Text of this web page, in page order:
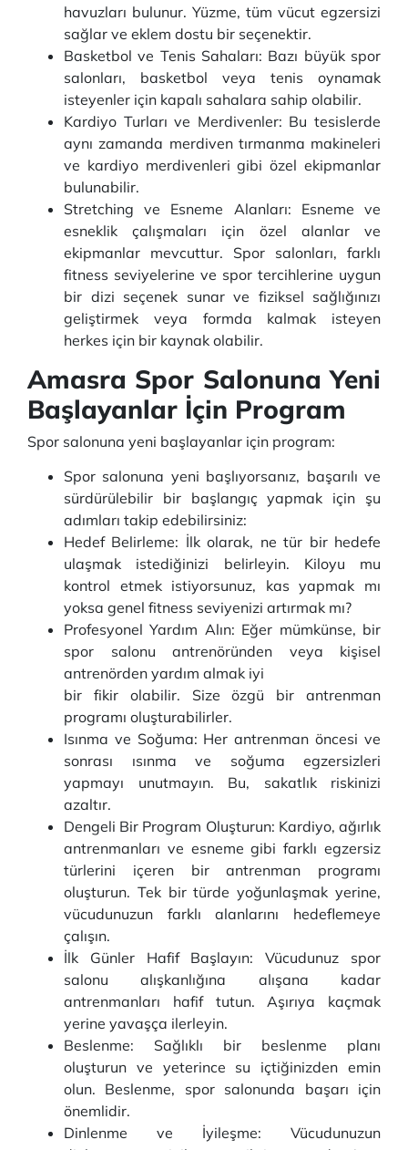
havuzları bulunur. Yüzme, tüm vücut egzersizi
sağlar ve eklem dostu bir seçenektir.
Basketbol ve Tenis Sahaları: Bazı büyük spor
salonları, basketbol veya tenis oynamak
isteyenler için kapalı sahalara sahip olabilir.
Kardiyo Turları ve Merdivenler: Bu tesislerde
aynı zamanda merdiven tırmanma makineleri
ve kardiyo merdivenleri gibi özel ekipmanlar
bulunabilir.
Stretching ve Esneme Alanları: Esneme ve
esneklik çalışmaları için özel alanlar ve
ekipmanlar mevcuttur. Spor salonları, farklı
fitness seviyelerine ve spor tercihlerine uygun
bir dizi seçenek sunar ve fiziksel sağlığınızı
geliştirmek veya formda kalmak isteyen
herkes için bir kaynak olabilir.
Amasra Spor Salonuna Yeni
Başlayanlar İçin Program
Spor salonuna yeni başlayanlar için program:
Spor salonuna yeni başlıyorsanız, başarılı ve
sürdürülebilir bir başlangıç yapmak için şu
adımları takip edebilirsiniz:
Hedef Belirleme: İlk olarak, ne tür bir hedefe
ulaşmak istediğinizi belirleyin. Kiloyu mu
kontrol etmek istiyorsunuz, kas yapmak mı
yoksa genel fitness seviyenizi artırmak mı?
Profesyonel Yardım Alın: Eğer mümkünse, bir
spor salonu antrenöründen veya kişisel
antrenörden yardım almak iyi
bir fikir olabilir. Size özgü bir antrenman
programı oluşturabilirler.
Isınma ve Soğuma: Her antrenman öncesi ve
sonrası ısınma ve soğuma egzersizleri
yapmayı unutmayın. Bu, sakatlık riskinizi
azaltır.
Dengeli Bir Program Oluşturun: Kardiyo, ağırlık
antrenmanları ve esneme gibi farklı egzersiz
türlerini içeren bir antrenman programı
oluşturun. Tek bir türde yoğunlaşmak yerine,
vücudunuzun farklı alanlarını hedeflemeye
çalışın.
İlk Günler Hafif Başlayın: Vücudunuz spor
salonu alışkanlığına alışana kadar
antrenmanları hafif tutun. Aşırıya kaçmak
yerine yavaşça ilerleyin.
Beslenme: Sağlıklı bir beslenme planı
oluşturun ve yeterince su içtiğinizden emin
olun. Beslenme, spor salonunda başarı için
önemlidir.
Dinlenme ve İyileşme: Vücudunuzun